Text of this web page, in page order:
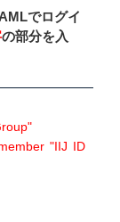
でログイ
の部分を入
"IIJ ID